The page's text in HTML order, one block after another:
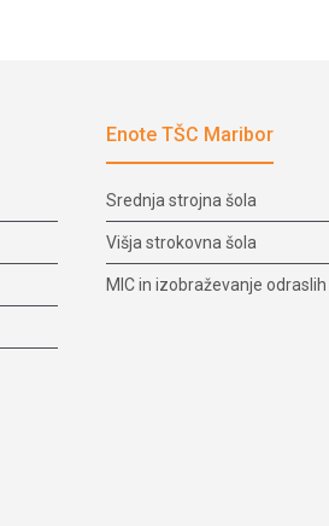
Enote TŠC Maribor
Srednja strojna šola
Višja strokovna šola
MIC in izobraževanje odraslih